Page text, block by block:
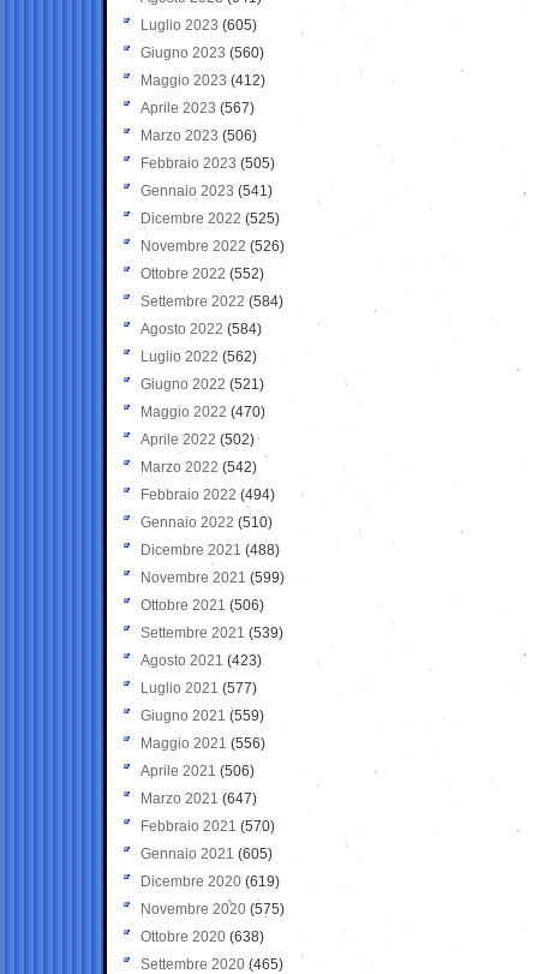
Luglio 2023 (605)
Giugno 2023 (560)
Maggio 2023 (412)
Aprile 2023 (567)
Marzo 2023 (506)
Febbraio 2023 (505)
Gennaio 2023 (541)
Dicembre 2022 (525)
Novembre 2022 (526)
Ottobre 2022 (552)
Settembre 2022 (584)
Agosto 2022 (584)
Luglio 2022 (562)
Giugno 2022 (521)
Maggio 2022 (470)
Aprile 2022 (502)
Marzo 2022 (542)
Febbraio 2022 (494)
Gennaio 2022 (510)
Dicembre 2021 (488)
Novembre 2021 (599)
Ottobre 2021 (506)
Settembre 2021 (539)
Agosto 2021 (423)
Luglio 2021 (577)
Giugno 2021(559)
Maggio 2021 (556)
Aprile 2021 (506)
Marzo 2021 (647)
Febbraio 2021 (570)
Gennaio 2021 (605)
Dicembre 2020 (619)
Novembre 2020 (575)
Ottobre 2020 (638)
Settembre 2020(465)